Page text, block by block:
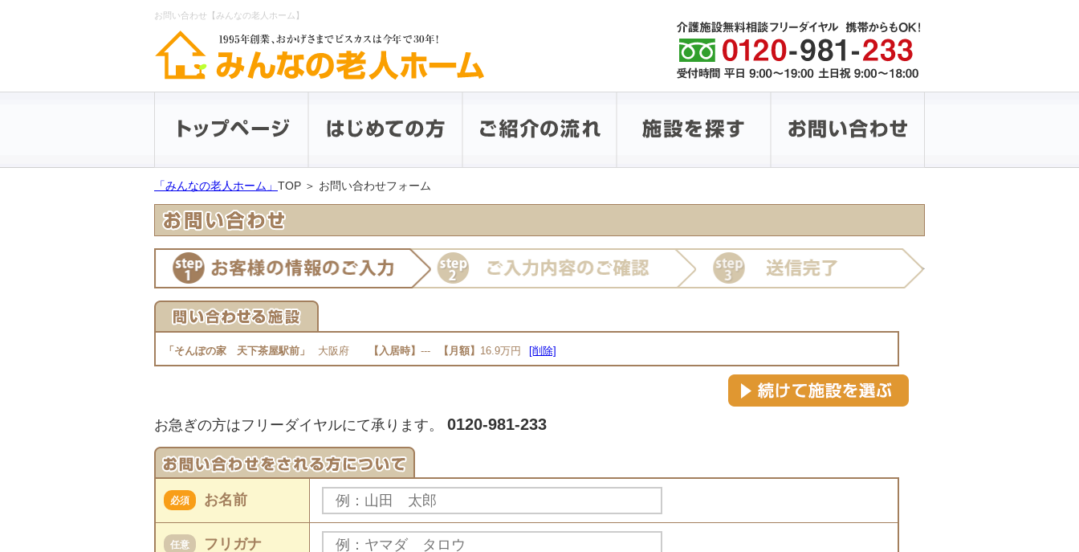
お問い合わせ【みんなの老人ホーム】
「みんなの老人ホーム」 TOP ＞ お問い合わせフォーム
「そんぽの家 天下茶屋駅前」 大阪府 【入居時】 --- 【月額】 16.9万円 [削除]
お急ぎの方はフリーダイヤルにて承ります。 0120-981-233
必須 お名前
任意 フリガナ